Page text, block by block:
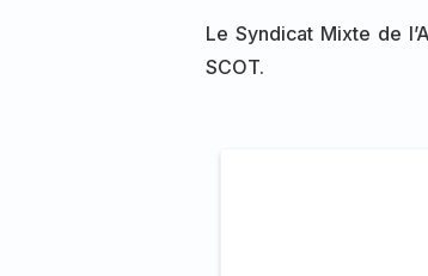
Le Syndicat Mixte de
SCOT.